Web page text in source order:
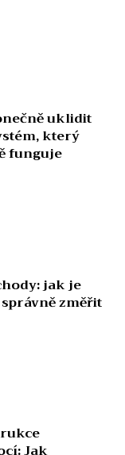
uklidit
který
funguje
jak je
změřit